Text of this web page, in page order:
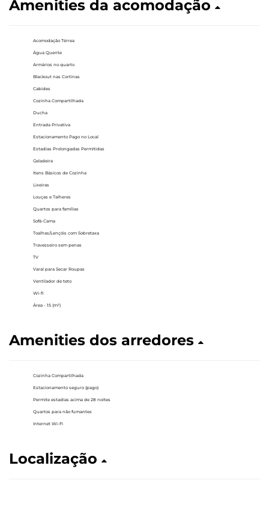
Amenities da acomodação
Acomodação Térrea
Água Quente
Armários no quarto
Blackout nas Cortinas
Cabides
Cozinha Compartilhada
Ducha
Entrada Privativa
Estacionamento Pago no Local
Estadias Prolongadas Permitidas
Geladeira
Itens Básicos de Cozinha
Lixeiras
Louças e Talheres
Quartos para famílias
Sofá-Cama
Toalhas/Lençóis com Sobretaxa
Travesseiro sem penas
TV
Varal para Secar Roupas
Ventilador de teto
Wi-fi
Área - 15 (m²)
Amenities dos arredores
Cozinha Compartilhada
Estacionamento seguro (pago)
Permite estadias acima de 28 noites
Quartos para não fumantes
Internet Wi-Fi
Localização